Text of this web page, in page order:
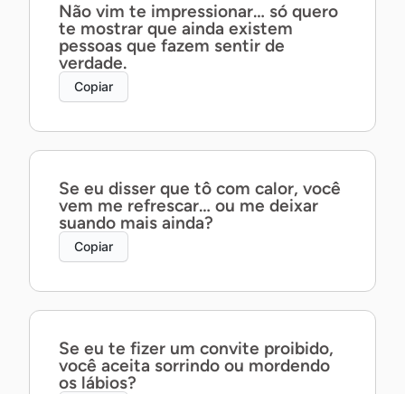
Não vim te impressionar… só quero
te mostrar que ainda existem
pessoas que fazem sentir de
verdade.
Copiar
Se eu disser que tô com calor, você
vem me refrescar… ou me deixar
suando mais ainda?
Copiar
Se eu te fizer um convite proibido,
você aceita sorrindo ou mordendo
os lábios?